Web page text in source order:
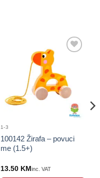
1-3
100142 Žirafa – povuci
me (1.5+)
13.50 KM inc. VAT